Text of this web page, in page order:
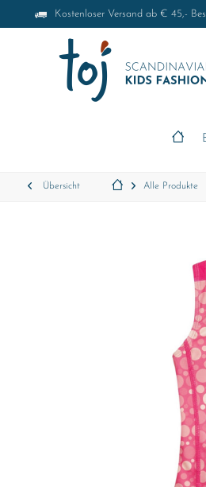
Kostenloser Versand ab € 45,-
Übersicht Alle Produkte